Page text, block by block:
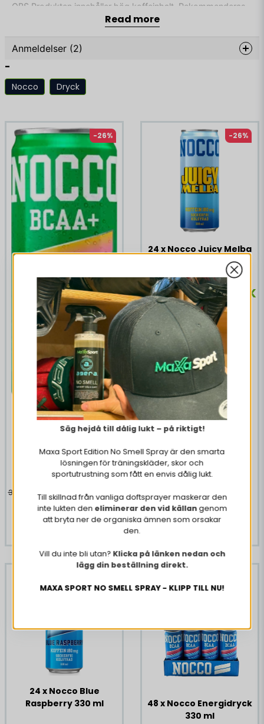
OBS Produkten innehåller hög koffeinhalt. Rekommenderas
ej för barn, gravida och ammande eller personer känsliga för
rekommenderas ej. Vi rekommenderar max 2 burkar/dygn.
rumstemperatur eller vid lägst +2°C.
Energi 1 kJ Fett 0 g Varav mättat fett 0 g Kolhydrat 0 g Varav
sockerarter 0 g Fiber 0 g Protein 0 g Salt 0 g Biotin 15 μg
30% Folsyra 30 μg 15% Niacin 3,9 mg 24% Vitamin B12 0,76
μg 30% Vitamin B6 0,42 mg 30%
Read more
Anmeldelser (2)
Ann-chatrine
Good taste
-
Nocco Dryck
24 X Nocco Peachango
330 ml
-26%
338,82 DKK 250,55 DKK
KØB NU
24 x Nocco Juicy Melba
-26%
338,82 DKK 250,55 DKK
KØB NU
24 x Nocco Blue
Raspberry 330 ml
48 x Nocco Energidryck
330 ml
Säg hejdå till dålig lukt – på riktigt!
Maxa Sport Edition No Smell Spray är den smarta
lösningen för träningskläder, skor och
sportutrustning som fått en envis dålig lukt.
Till skillnad från vanliga doftsprayer maskerar den
inte lukten den eliminerar den vid källan genom
att bryta ner de organiska ämnen som orsakar
den.
Vill du inte bli utan? Klicka på länken nedan och
lägg din beställning direkt.
MAXA SPORT NO SMELL SPRAY - KLIPP TILL NU!